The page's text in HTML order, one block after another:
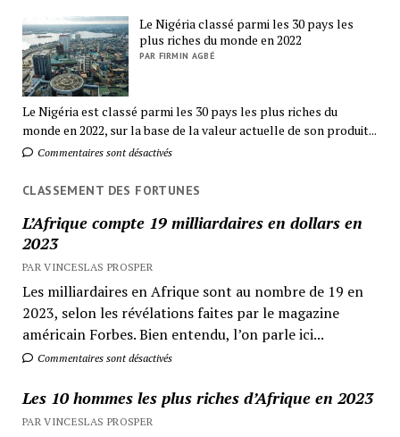
Le Nigéria classé parmi les 30 pays les
plus riches du monde en 2022
PAR FIRMIN AGBÉ
Le Nigéria est classé parmi les 30 pays les plus riches du
monde en 2022, sur la base de la valeur actuelle de son produit...
Commentaires sont désactivés
CLASSEMENT DES FORTUNES
L’Afrique compte 19 milliardaires en dollars en
2023
PAR VINCESLAS PROSPER
Les milliardaires en Afrique sont au nombre de 19 en
2023, selon les révélations faites par le magazine
américain Forbes. Bien entendu, l’on parle ici...
Commentaires sont désactivés
Les 10 hommes les plus riches d’Afrique en 2023
PAR VINCESLAS PROSPER